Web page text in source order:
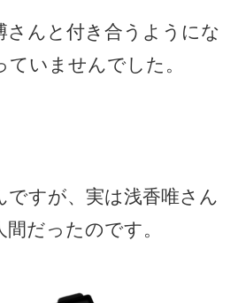
さんと付き合うようにな
いませんでした。
ですが、実は浅香唯さん
だったのです。